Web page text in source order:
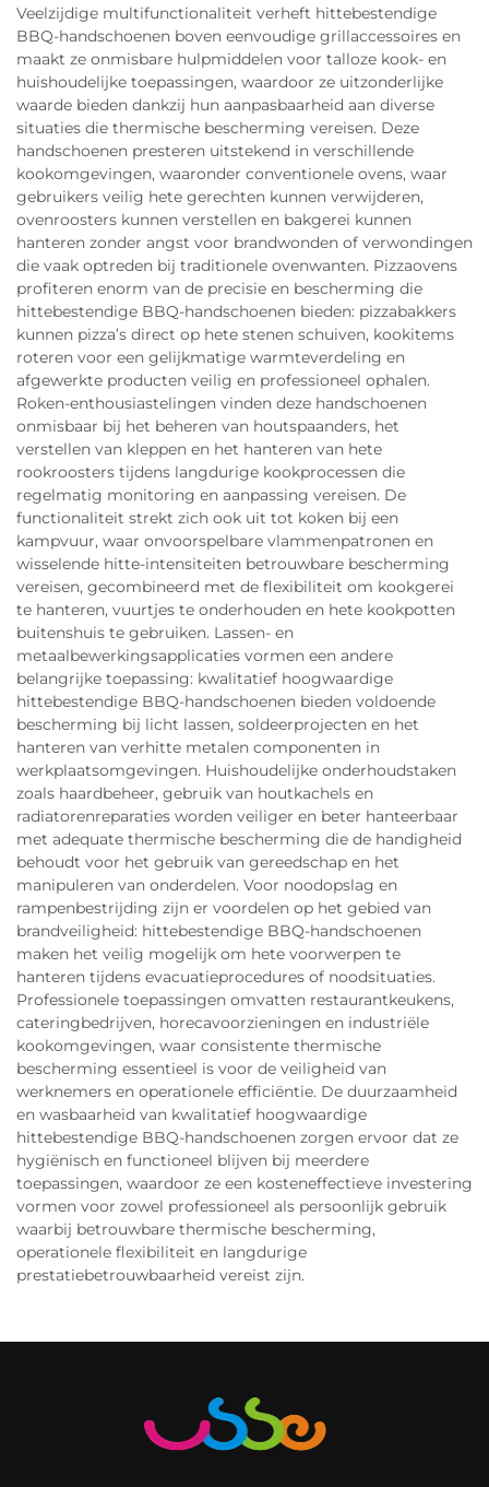
Veelzijdige multifunctionaliteit verheft hittebestendige
BBQ-handschoenen boven eenvoudige grillaccessoires en
maakt ze onmisbare hulpmiddelen voor talloze kook- en
huishoudelijke toepassingen, waardoor ze uitzonderlijke
waarde bieden dankzij hun aanpasbaarheid aan diverse
situaties die thermische bescherming vereisen. Deze
handschoenen presteren uitstekend in verschillende
kookomgevingen, waaronder conventionele ovens, waar
gebruikers veilig hete gerechten kunnen verwijderen,
ovenroosters kunnen verstellen en bakgerei kunnen
hanteren zonder angst voor brandwonden of verwondingen
die vaak optreden bij traditionele ovenwanten. Pizzaovens
profiteren enorm van de precisie en bescherming die
hittebestendige BBQ-handschoenen bieden: pizzabakkers
kunnen pizza’s direct op hete stenen schuiven, kookitems
roteren voor een gelijkmatige warmteverdeling en
afgewerkte producten veilig en professioneel ophalen.
Roken-enthousiastelingen vinden deze handschoenen
onmisbaar bij het beheren van houtspaanders, het
verstellen van kleppen en het hanteren van hete
rookroosters tijdens langdurige kookprocessen die
regelmatig monitoring en aanpassing vereisen. De
functionaliteit strekt zich ook uit tot koken bij een
kampvuur, waar onvoorspelbare vlammenpatronen en
wisselende hitte-intensiteiten betrouwbare bescherming
vereisen, gecombineerd met de flexibiliteit om kookgerei
te hanteren, vuurtjes te onderhouden en hete kookpotten
buitenshuis te gebruiken. Lassen- en
metaalbewerkingsapplicaties vormen een andere
belangrijke toepassing: kwalitatief hoogwaardige
hittebestendige BBQ-handschoenen bieden voldoende
bescherming bij licht lassen, soldeerprojecten en het
hanteren van verhitte metalen componenten in
werkplaatsomgevingen. Huishoudelijke onderhoudstaken
zoals haardbeheer, gebruik van houtkachels en
radiatorenreparaties worden veiliger en beter hanteerbaar
met adequate thermische bescherming die de handigheid
behoudt voor het gebruik van gereedschap en het
manipuleren van onderdelen. Voor noodopslag en
rampenbestrijding zijn er voordelen op het gebied van
brandveiligheid: hittebestendige BBQ-handschoenen
maken het veilig mogelijk om hete voorwerpen te
hanteren tijdens evacuatieprocedures of noodsituaties.
Professionele toepassingen omvatten restaurantkeukens,
cateringbedrijven, horecavoorzieningen en industriële
kookomgevingen, waar consistente thermische
bescherming essentieel is voor de veiligheid van
werknemers en operationele efficiëntie. De duurzaamheid
en wasbaarheid van kwalitatief hoogwaardige
hittebestendige BBQ-handschoenen zorgen ervoor dat ze
hygiënisch en functioneel blijven bij meerdere
toepassingen, waardoor ze een kosteneffectieve investering
vormen voor zowel professioneel als persoonlijk gebruik
waarbij betrouwbare thermische bescherming,
operationele flexibiliteit en langdurige
prestatiebetrouwbaarheid vereist zijn.